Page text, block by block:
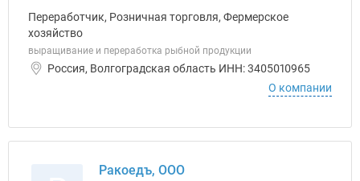
Переработчик, Розничная торговля, Фермерское
хозяйство
выращивание и переработка рыбной продукции
Россия, Волгоградская область ИНН: 3405010965
О компании
Ракоедъ, ООО